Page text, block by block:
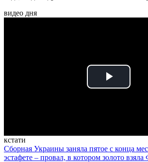
видео дня
Play
кстати
Сборная Украины заняла пятое с конца
эстафете – провал, в котором золото